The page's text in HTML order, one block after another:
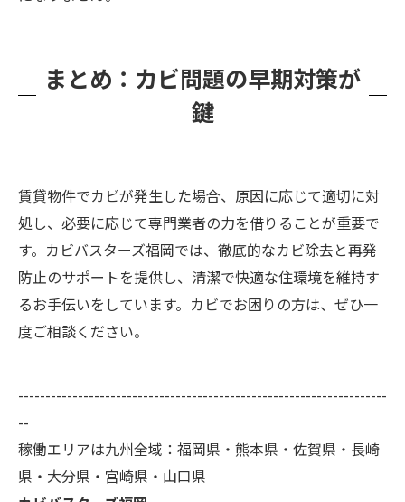
まとめ：カビ問題の早期対策が
鍵
賃貸物件でカビが発生した場合、原因に応じて適切に対
処し、必要に応じて専門業者の力を借りることが重要で
す。カビバスターズ福岡では、徹底的なカビ除去と再発
防止のサポートを提供し、清潔で快適な住環境を維持す
るお手伝いをしています。カビでお困りの方は、ぜひ一
度ご相談ください。
--------------------------------------------------------------------
--
稼働エリアは九州全域：福岡県・熊本県・佐賀県・長崎
県・大分県・宮崎県・山口県